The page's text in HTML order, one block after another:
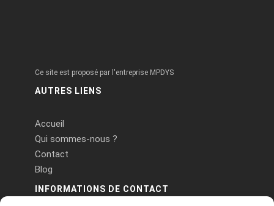
Ce site est proposé par l'entreprise MPDYS
AUTRES LIENS
Accueil
Qui sommes-nous ?
Contact
Blog
INFORMATIONS DE CONTACT